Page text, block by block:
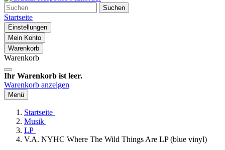
Suchen
Startseite
Einstellungen
Mein Konto
Warenkorb
Warenkorb
Ihr Warenkorb ist leer.
Warenkorb anzeigen
Menü
Startseite
Musik
LP
V.A. NYHC Where The Wild Things Are LP (blue vinyl)